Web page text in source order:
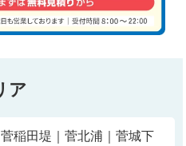
ア
稲田堤｜菅北浦｜菅城下